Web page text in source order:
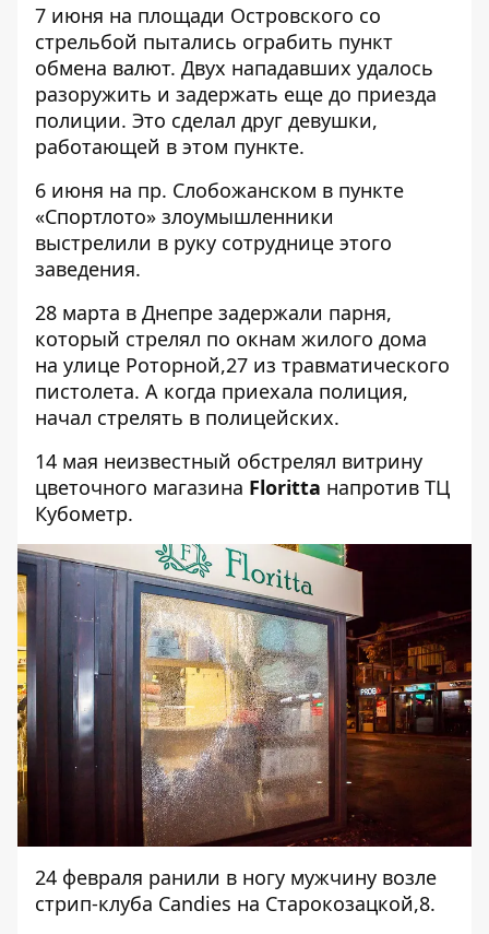
7 июня на площади Островского со
стрельбой пытались ограбить пункт
обмена валют. Двух нападавших удалось
разоружить и задержать еще до приезда
полиции. Это сделал друг девушки,
работающей в этом пункте.
6 июня на пр. Слобожанском в пункте
«Спортлото» злоумышленники
выстрелили в руку сотруднице этого
заведения.
28 марта в Днепре задержали парня,
который стрелял по окнам жилого дома
на улице Роторной,27 из травматического
пистолета. А когда приехала полиция,
начал стрелять в полицейских.
14 мая неизвестный обстрелял витрину
цветочного магазина Floritta напротив ТЦ
Кубометр.
24 февраля ранили в ногу мужчину возле
стрип-клуба Candies на Старокозацкой,8.